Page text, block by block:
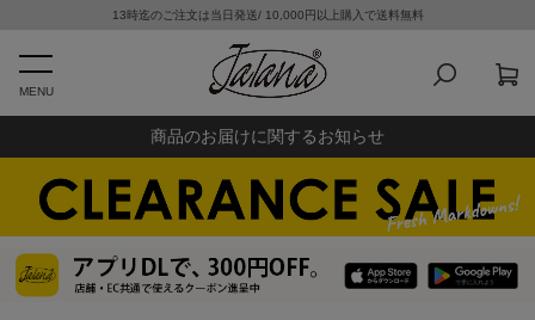
13時迄のご注文は当日発送/ 10,000円以上購入で送料無料
MENU
商品のお届けに関するお知らせ